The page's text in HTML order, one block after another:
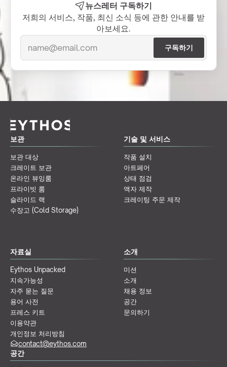
뉴스레터 구독하기
저희의 서비스, 작품, 최신 소식 등에 관한 안내를 받
아보세요.
보관
보관 대상
크레이트 보관
온라인 뷰잉룸
프라이빗 룸
슬라이드 랙
수장고 (Cold Storage)
기술 및 서비스
작품 설치
아트페어
상태 점검
액자 제작
크레이팅 주문 제작
자료실
Eythos Unpacked
지속가능성
자주 묻는 질문
용어 사전
프레스 키트
이용약관
개인정보 처리방침
소개
미션
소개
채용 정보
공간
문의하기
공간
contact@eythos.com